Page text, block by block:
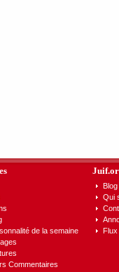
de la semaine
Commentaires
Qui
Flux